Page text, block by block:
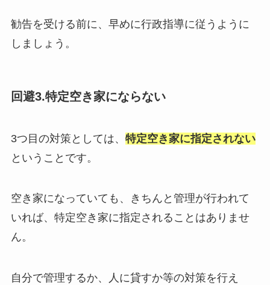
勧告を受ける前に、早めに行政指導に従うように
しましょう。
回避3.特定空き家にならない
3つ目の対策としては、 特定空き家に指定されない
ということです。
空き家になっていても、きちんと管理が行われて
いれば、特定空き家に指定されることはありませ
ん。
自分で管理するか、人に貸すか等の対策を行え